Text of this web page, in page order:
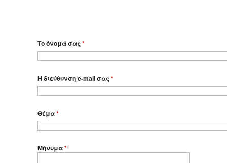
Το όνομά σας*
Η διεύθυνση e-mail σας*
Θέμα*
Μήνυμα*